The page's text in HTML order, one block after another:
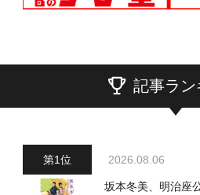
記事ラン
2026.08.06
坂本冬美、明治座